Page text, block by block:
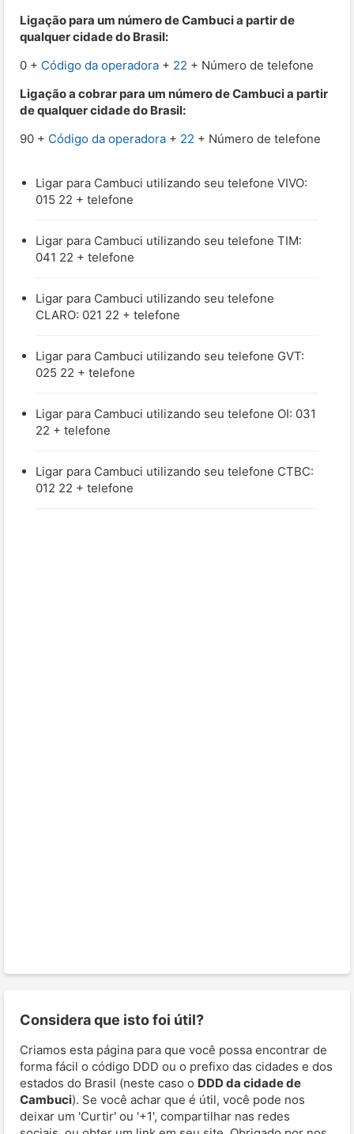
Ligação para um número de Cambuci a partir de
qualquer cidade do Brasil:
0 + Código da operadora + 22 + Número de telefone
Ligação a cobrar para um número de Cambuci a partir
de qualquer cidade do Brasil:
90 + Código da operadora + 22 + Número de telefone
Ligar para Cambuci utilizando seu telefone VIVO:
015 22 + telefone
Ligar para Cambuci utilizando seu telefone TIM:
041 22 + telefone
Ligar para Cambuci utilizando seu telefone
CLARO: 021 22 + telefone
Ligar para Cambuci utilizando seu telefone GVT:
025 22 + telefone
Ligar para Cambuci utilizando seu telefone OI: 031
22 + telefone
Ligar para Cambuci utilizando seu telefone CTBC:
012 22 + telefone
Considera que isto foi útil?
Criamos esta página para que você possa encontrar de
forma fácil o código DDD ou o prefixo das cidades e dos
estados do Brasil (neste caso o DDD da cidade de
Cambuci). Se você achar que é útil, você pode nos
deixar um 'Curtir' ou '+1', compartilhar nas redes